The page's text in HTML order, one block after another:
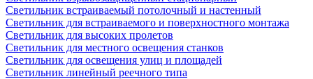
Светильник встраиваемый потолочный и настенный
Светильник для встраиваемого и поверхностного монтажа
Светильник для высоких пролетов
Светильник для местного освещения станков
Светильник для освещения улиц и площадей
Светильник линейный реечного типа